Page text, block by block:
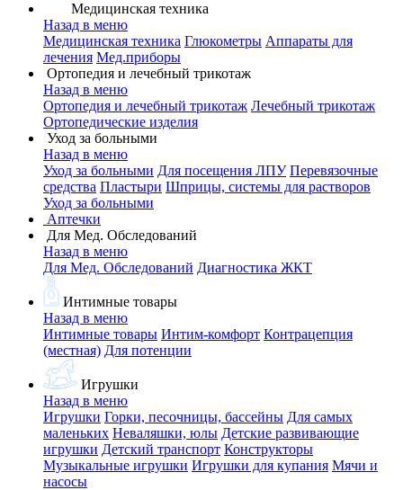
Медицинская техника
Назад в меню
Медицинская техника Глюкометры Аппараты для
лечения Мед.приборы
Ортопедия и лечебный трикотаж
Назад в меню
Ортопедия и лечебный трикотаж Лечебный трикотаж
Ортопедические изделия
Уход за больными
Назад в меню
Уход за больными Для посещения ЛПУ Перевязочные
средства Пластыри Шприцы, системы для растворов
Уход за больными
Аптечки
Для Мед. Обследований
Назад в меню
Для Мед. Обследований Диагностика ЖКТ
Интимные товары
Назад в меню
Интимные товары Интим-комфорт Контрацепция
(местная) Для потенции
Игрушки
Назад в меню
Игрушки Горки, песочницы, бассейны Для самых
маленьких Неваляшки, юлы Детские развивающие
игрушки Детский транспорт Конструкторы
Музыкальные игрушки Игрушки для купания Мячи и
насосы